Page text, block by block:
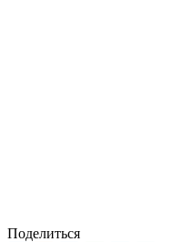
Поделиться